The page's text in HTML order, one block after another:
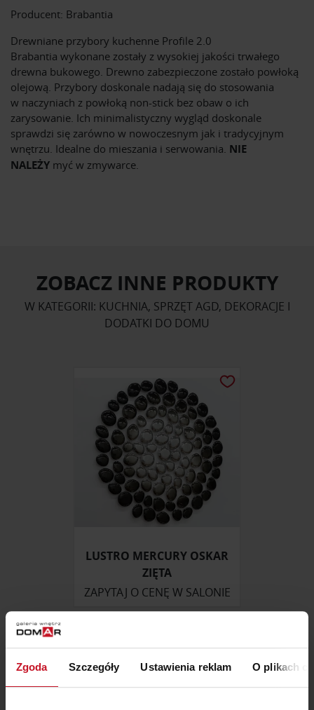
Zgoda Szczegóły Ustawienia reklam O plikach
Producent: Brabantia
Drewniane przybory kuchenne Profile 2.0
Brabantia wykonane zostały z wysokiej jakości trwałego
drewna bukowego. Drewno zabezpieczone zostało powłoką
olejową. Przybory doskonale nadają się do stosowania
w naczyniach z powłoką non-stick bez obaw o ich
zarysowanie. Ich minimalistyczny wygląd doskonale
sprawdzi się zarówno w nowoczesnym jak i tradycyjnym
wnętrzu. Idealne do mieszania i serwowania. NIE
NALEŻY myć w zmywarce.
ZOBACZ INNE PRODUKTY
W KATEGORII: KUCHNIA, SPRZĘT AGD, DEKORACJE I
DODATKI DO DOMU
LUSTRO MERCURY OSKAR
ZIĘTA
ZAPYTAJ O CENĘ W SALONIE